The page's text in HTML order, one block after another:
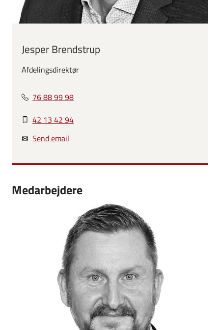
Jesper Brendstrup
Afdelingsdirektør
76 88 99 98
42 13 42 94
Send email
Medarbejdere